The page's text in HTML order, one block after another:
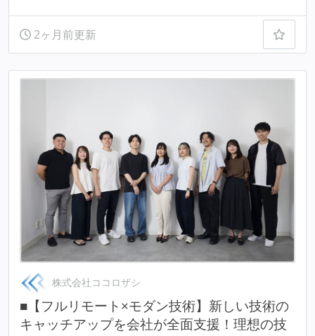
2ヶ月前更新
株式会社ココロザシ
■【フルリモート×モダン技術】新しい技術の
キャッチアップを会社が全面支援！理想の技